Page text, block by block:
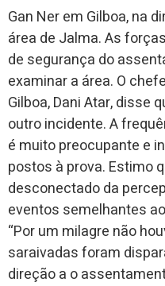
Gan Ner em Gilboa, na
área de Jalma. As
de segurança do
examinar a área. O
Gilboa, Dani Atar, disse
outro incidente. A
é muito preocupante e
postos à prova. Estimo
desconectado da
eventos semelhantes
“Por um milagre não
saraivadas foram
direção a o